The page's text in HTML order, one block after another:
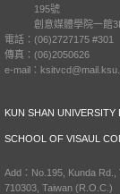
195號
創意媒體學院一館
電話：(06)2727175 #301
傳真：(06)2050626
e-mail：
KUN SHAN UNIVERSITY
SCHOOL OF VISAUL
Add：No.195, Kunda
710303, Taiwan (R.O.C.)